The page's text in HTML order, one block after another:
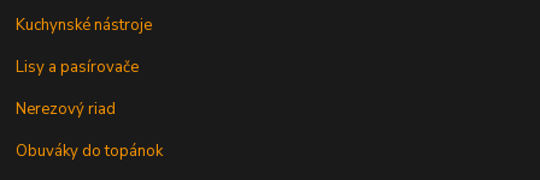
Kuchynské nástroje
Lisy a pasírovače
Nerezový riad
Obuváky do topánok